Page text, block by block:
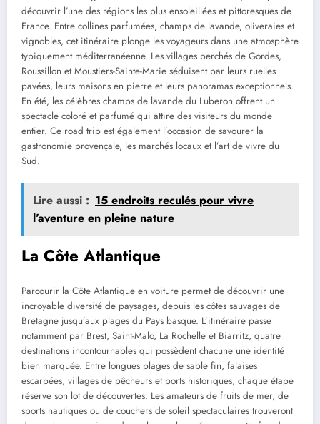
découvrir l’une des régions les plus ensoleillées et pittoresques de
France. Entre collines parfumées, champs de lavande, oliveraies et
vignobles, cet itinéraire plonge les voyageurs dans une atmosphère
typiquement méditerranéenne. Les villages perchés de Gordes,
Roussillon et Moustiers-Sainte-Marie séduisent par leurs ruelles
pavées, leurs maisons en pierre et leurs panoramas exceptionnels.
En été, les célèbres champs de lavande du Luberon offrent un
spectacle coloré et parfumé qui attire des visiteurs du monde
entier. Ce road trip est également l’occasion de savourer la
gastronomie provençale, les marchés locaux et l’art de vivre du
Sud.
Lire aussi : 15 endroits reculés pour vivre
l’aventure en pleine nature
La Côte Atlantique
Parcourir la Côte Atlantique en voiture permet de découvrir une
incroyable diversité de paysages, depuis les côtes sauvages de
Bretagne jusqu’aux plages du Pays basque. L’itinéraire passe
notamment par Brest, Saint-Malo, La Rochelle et Biarritz, quatre
destinations incontournables qui possèdent chacune une identité
bien marquée. Entre longues plages de sable fin, falaises
escarpées, villages de pêcheurs et ports historiques, chaque étape
réserve son lot de découvertes. Les amateurs de fruits de mer, de
sports nautiques ou de couchers de soleil spectaculaires trouveront